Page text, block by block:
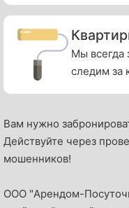
Мы всегда
следим за
Вам нужно
Действуйте через
мошенников!
OOO "Арендом-